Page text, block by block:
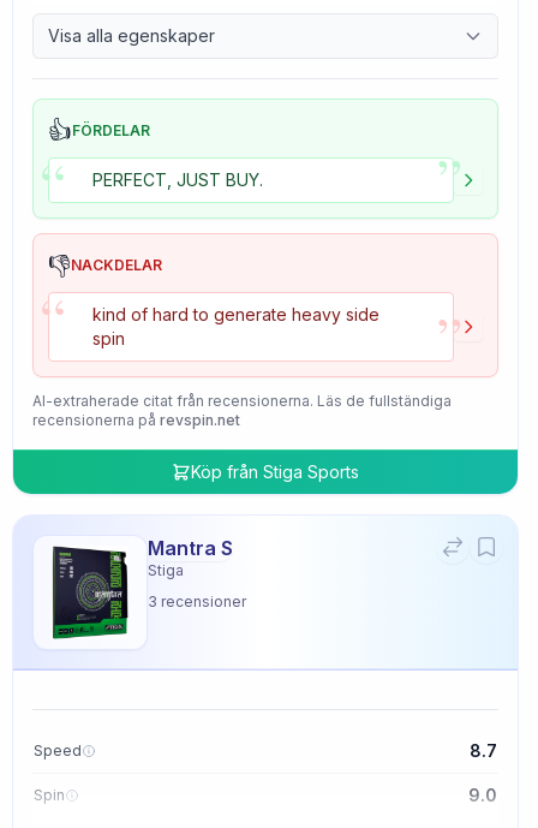
Control 9.7
Tackiness 4.7
Visa alla egenskaper
👍FÖRDELAR
“ PERFECT, JUST BUY. ”
👎NACKDELAR
“
kind of hard to generate heavy side
spin
”
AI-extraherade citat från recensionerna. Läs de fullständiga
recensionerna på revspin.net
Köp från Stiga Sports
Mantra S
Stiga
3 recensioner
Speed 8.7
Spin 9.0